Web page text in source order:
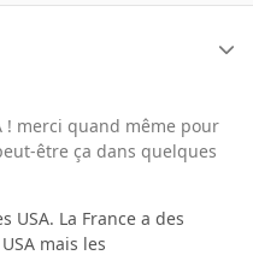
! merci quand même pour
être ça dans quelques
USA. La France a des
mais les